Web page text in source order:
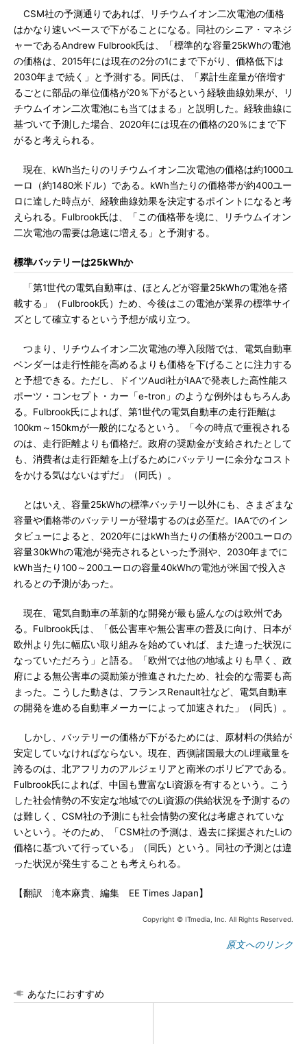
CSM社の予測通りであれば、リチウムイオン二次電池の価格
はかなり速いペースで下がることになる。同社のシニア・マネジ
ャーであるAndrew Fulbrook氏は、「標準的な容量25kWhの電池
の価格は、2015年には現在の2分の1にまで下がり、価格低下は
2030年まで続く」と予測する。同氏は、「累計生産量が倍増す
るごとに部品の単位価格が20％下がるという経験曲線効果が、リ
チウムイオン二次電池にも当てはまる」と説明した。経験曲線に
基づいて予測した場合、2020年には現在の価格の20％にまで下
がると考えられる。
現在、kWh当たりのリチウムイオン二次電池の価格は約1000ユ
ーロ（約1480米ドル）である。kWh当たりの価格帯が約400ユー
ロに達した時点が、経験曲線効果を決定するポイントになると考
えられる。Fulbrook氏は、「この価格帯を境に、リチウムイオン
二次電池の需要は急速に増える」と予測する。
標準バッテリーは25kWhか
「第1世代の電気自動車は、ほとんどが容量25kWhの電池を搭
載する」（Fulbrook氏）ため、今後はこの電池が業界の標準サイ
ズとして確立するという予想が成り立つ。
つまり、リチウムイオン二次電池の導入段階では、電気自動車
ベンダーは走行性能を高めるよりも価格を下げることに注力する
と予想できる。ただし、ドイツAudi社がIAAで発表した高性能ス
ポーツ・コンセプト・カー「e-tron」のような例外はもちろんあ
る。Fulbrook氏によれば、第1世代の電気自動車の走行距離は
100km～150kmが一般的になるという。「今の時点で重視される
のは、走行距離よりも価格だ。政府の奨励金が支給されたとして
も、消費者は走行距離を上げるためにバッテリーに余分なコスト
をかける気はないはずだ」（同氏）。
とはいえ、容量25kWhの標準バッテリー以外にも、さまざまな
容量や価格帯のバッテリーが登場するのは必至だ。IAAでのイン
タビューによると、2020年にはkWh当たりの価格が200ユーロの
容量30kWhの電池が発売されるといった予測や、2030年までに
kWh当たり100～200ユーロの容量40kWhの電池が米国で投入さ
れるとの予測があった。
現在、電気自動車の革新的な開発が最も盛んなのは欧州であ
る。Fulbrook氏は、「低公害車や無公害車の普及に向け、日本が
欧州より先に幅広い取り組みを始めていれば、また違った状況に
なっていただろう」と語る。「欧州では他の地域よりも早く、政
府による無公害車の奨励策が推進されたため、社会的な需要も高
まった。こうした動きは、フランスRenault社など、電気自動車
の開発を進める自動車メーカーによって加速された」（同氏）。
しかし、バッテリーの価格が下がるためには、原材料の供給が
安定していなければならない。現在、西側諸国最大のLi埋蔵量を
誇るのは、北アフリカのアルジェリアと南米のボリビアである。
Fulbrook氏によれば、中国も豊富なLi資源を有するという。こう
した社会情勢の不安定な地域でのLi資源の供給状況を予測するの
は難しく、CSM社の予測にも社会情勢の変化は考慮されていな
いという。そのため、「CSM社の予測は、過去に採掘されたLiの
価格に基づいて行っている」（同氏）という。同社の予測とは違
った状況が発生することも考えられる。
【翻訳 滝本麻貴、編集 EE Times Japan】
Copyright © ITmedia, Inc. All Rights Reserved.
原文へのリンク
あなたにおすすめ